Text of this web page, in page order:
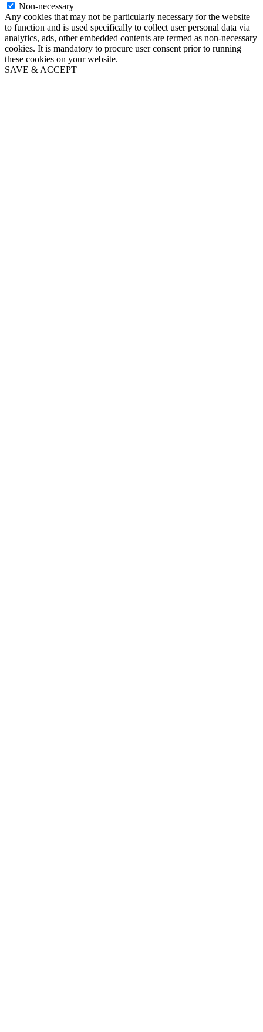
Non-necessary
Any cookies that may not be particularly necessary for the website
to function and is used specifically to collect user personal data via
analytics, ads, other embedded contents are termed as non-necessary
cookies. It is mandatory to procure user consent prior to running
these cookies on your website.
SAVE & ACCEPT